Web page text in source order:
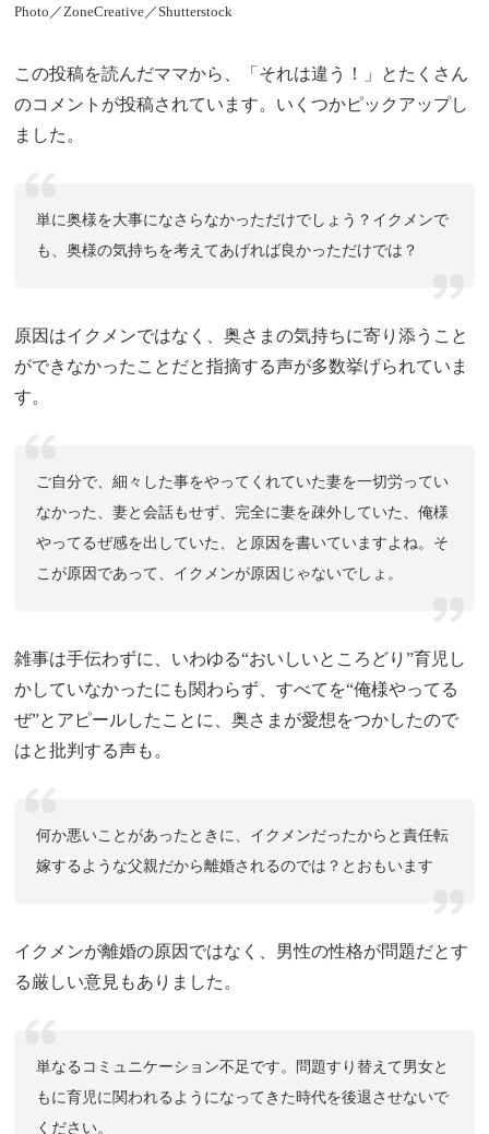
Photo／ZoneCreative／Shutterstock
この投稿を読んだママから、「それは違う！」とたくさん
のコメントが投稿されています。いくつかピックアップし
ました。
単に奥様を大事になさらなかっただけでしょう？イクメンで
も、奥様の気持ちを考えてあげれば良かっただけでは？
原因はイクメンではなく、奥さまの気持ちに寄り添うこと
ができなかったことだと指摘する声が多数挙げられていま
す。
ご自分で、細々した事をやってくれていた妻を一切労ってい
なかった、妻と会話もせず、完全に妻を疎外していた、俺様
やってるぜ感を出していた、と原因を書いていますよね。そ
こが原因であって、イクメンが原因じゃないでしょ。
雑事は手伝わずに、いわゆる“おいしいところどり”育児し
かしていなかったにも関わらず、すべてを“俺様やってる
ぜ”とアピールしたことに、奥さまが愛想をつかしたので
はと批判する声も。
何か悪いことがあったときに、イクメンだったからと責任転
嫁するような父親だから離婚されるのでは？とおもいます
イクメンが離婚の原因ではなく、男性の性格が問題だとす
る厳しい意見もありました。
単なるコミュニケーション不足です。問題すり替えて男女と
もに育児に関われるようになってきた時代を後退させないで
ください。